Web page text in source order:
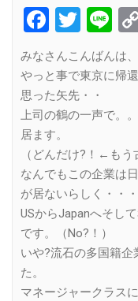
みなさんこんばんは、
やっと事で東京に帰
思った矢先・・
上司の鶴の一声で。
居ます。
（どんだけ?！←もう
なんでもこの企業は
が居ないらしく・・・
USからJapanへそし
です。（No?！）
いや?流石の多国籍
た。
マネージャークラス